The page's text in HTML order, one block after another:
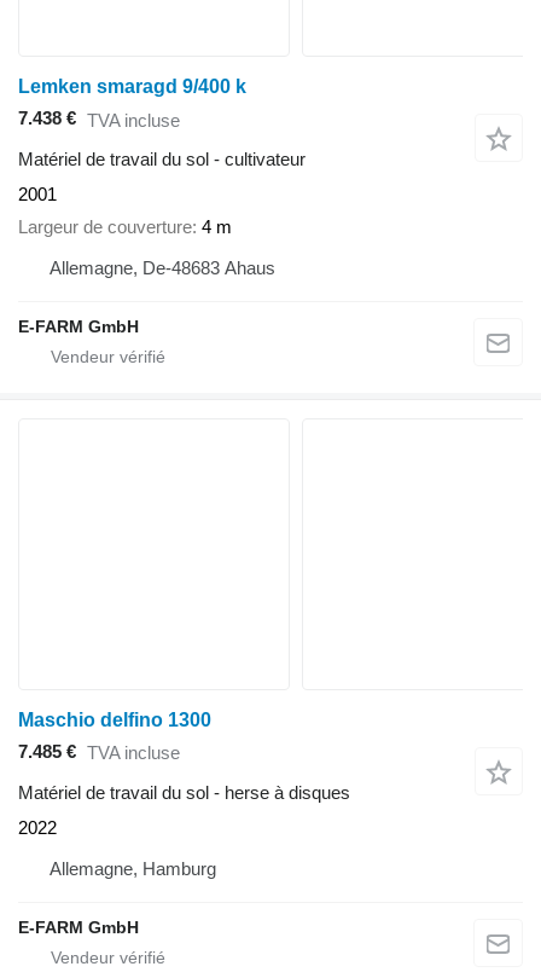
Lemken smaragd 9/400 k
7.438 € TVA incluse
Matériel de travail du sol - cultivateur
2001
Largeur de couverture 4 m
Allemagne, De-48683 Ahaus
E-FARM GmbH
Maschio delfino 1300
7.485 € TVA incluse
Matériel de travail du sol - herse à disques
2022
Allemagne, Hamburg
E-FARM GmbH